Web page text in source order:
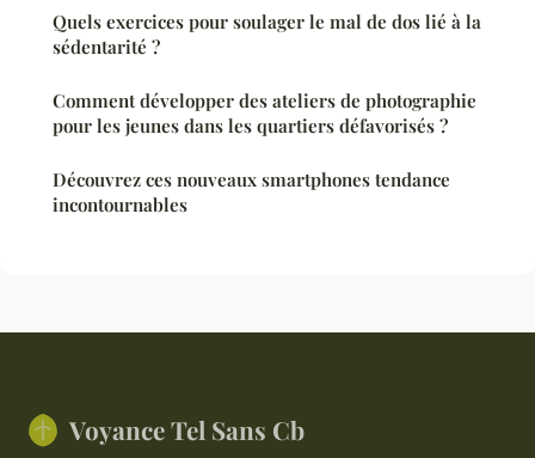
Quels exercices pour soulager le mal de dos lié à la
sédentarité ?
Comment développer des ateliers de photographie
pour les jeunes dans les quartiers défavorisés ?
Découvrez ces nouveaux smartphones tendance
incontournables
Voyance Tel Sans Cb